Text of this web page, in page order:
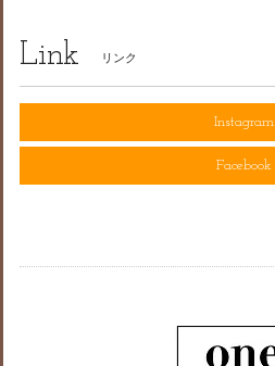
Link リンク
Instagram
Facebook